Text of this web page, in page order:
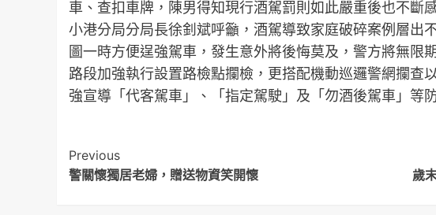
車、查扣車牌，陳男得知現行酒駕罰則如此嚴重後也不斷
小港分局分局長徐釗斌呼籲，酒駕導致家庭破碎案例層出
圖一時方便逞強駕車，發生意外將後悔莫及，警方將無限
路段加強執行設置路檢點攔檢，更搭配機動巡邏警網攔查
強宣導「代客駕車」、「指定駕駛」及「勿酒後駕車」等
Post
Navigation
Previous
警關懷獨居老婦，贈送物資笑開懷
歲